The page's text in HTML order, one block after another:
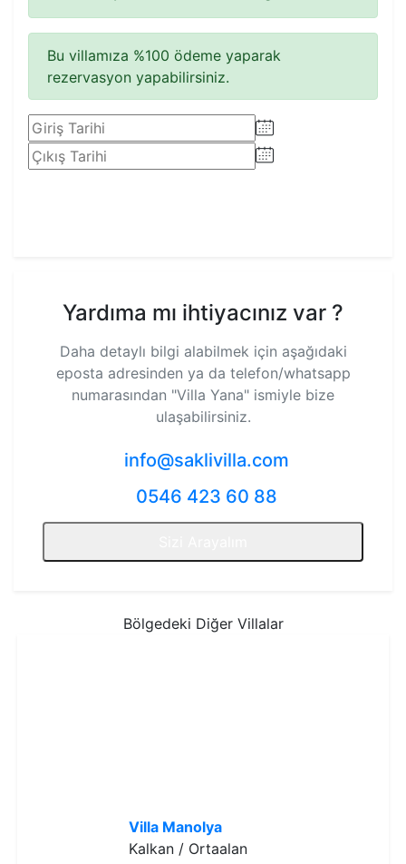
Bu villamıza %100 ödeme yaparak
rezervasyon yapabilirsiniz.
Yardıma mı ihtiyacınız var ?
Daha detaylı bilgi alabilmek için aşağıdaki
eposta adresinden ya da telefon/whatsapp
numarasından "Villa Yana" ismiyle bize
ulaşabilirsiniz.
info@saklivilla.com
0546 423 60 88
Bölgedeki Diğer Villalar
Villa Manolya
Kalkan / Ortaalan